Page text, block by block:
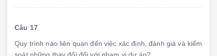
Câu 17
Quy trình nào liên quan đến việc xác định, đánh giá và kiểm